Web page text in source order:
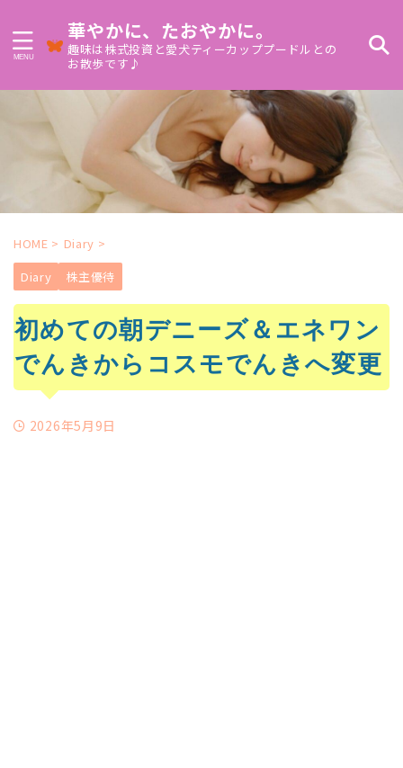
華やかに、たおやかに。
趣味は株式投資と愛犬ティーカッププードルとの
お散歩です♪
HOME > Diary >
Diary
株主優待
初めての朝デニーズ＆エネワン
でんきからコスモでんきへ変更
2026年5月9日